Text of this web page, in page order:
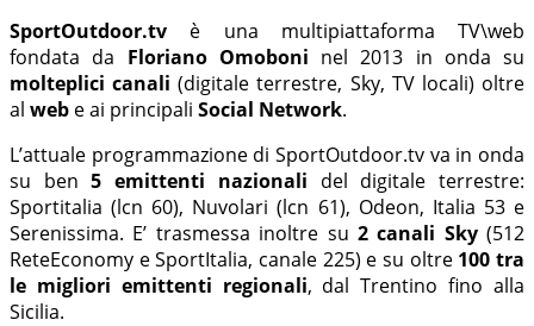
SportOutdoor.tv è una multipiattaforma TV\web
fondata da Floriano Omoboni nel 2013 in onda su
molteplici canali (digitale terrestre, Sky, TV locali) oltre
al web e ai principali Social Network.
L’attuale programmazione di SportOutdoor.tv va in onda
su ben5 emittenti nazionali del digitale terrestre:
Sportitalia (lcn 60), Nuvolari (lcn 61), Odeon, Italia 53 e
Serenissima. E’ trasmessa inoltre su 2 canali Sky(512
ReteEconomy e SportItalia, canale 225) e su oltre 100 tra
le migliori emittenti regionali, dal Trentino fino alla
Sicilia.